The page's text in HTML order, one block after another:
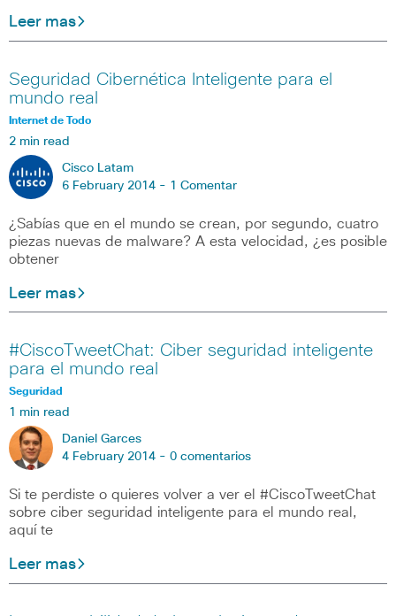
Leer mas
Seguridad Cibernética Inteligente para el
mundo real
Internet de Todo
2 min read
Cisco Latam
6 February 2014 - 1 Comentar
¿Sabías que en el mundo se crean, por segundo, cuatro
piezas nuevas de malware? A esta velocidad, ¿es posible
obtener
Leer mas
#CiscoTweetChat: Ciber seguridad inteligente
para el mundo real
Seguridad
1 min read
Daniel Garces
4 February 2014 - 0 comentarios
Si te perdiste o quieres volver a ver el #CiscoTweetChat
sobre ciber seguridad inteligente para el mundo real,
aquí te
Leer mas